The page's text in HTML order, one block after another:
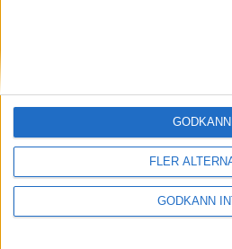
FLER
GODKÄNN
GODKÄNN
ASIEN
Berlin Marathon - ett lopp genom
8 okt 1995• Arkiv• Reseberättelser från